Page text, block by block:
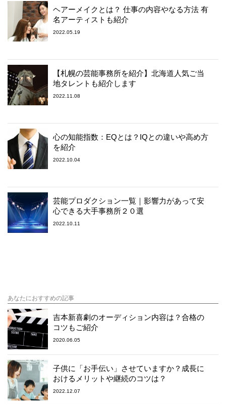
ヘアーメイクとは？ 仕事の内容やなる方法 有
名アーティストも紹介
2022.05.19
【札幌の芸能事務所を紹介】北海道人気ご当
地タレントも紹介します
2022.11.08
心の知能指数：EQとは？IQとの違いや高め方
を紹介
2022.10.04
芸能プロダクション一覧｜影響力があって安
心できる大手事務所２０選
2022.10.11
あなたにおすすめの記事
吉本新喜劇のオーディション内容は？合格の
コツもご紹介
2020.06.05
子供に「お手伝い」させていますか？成長に
おけるメリットや継続のコツは？
2022.12.07